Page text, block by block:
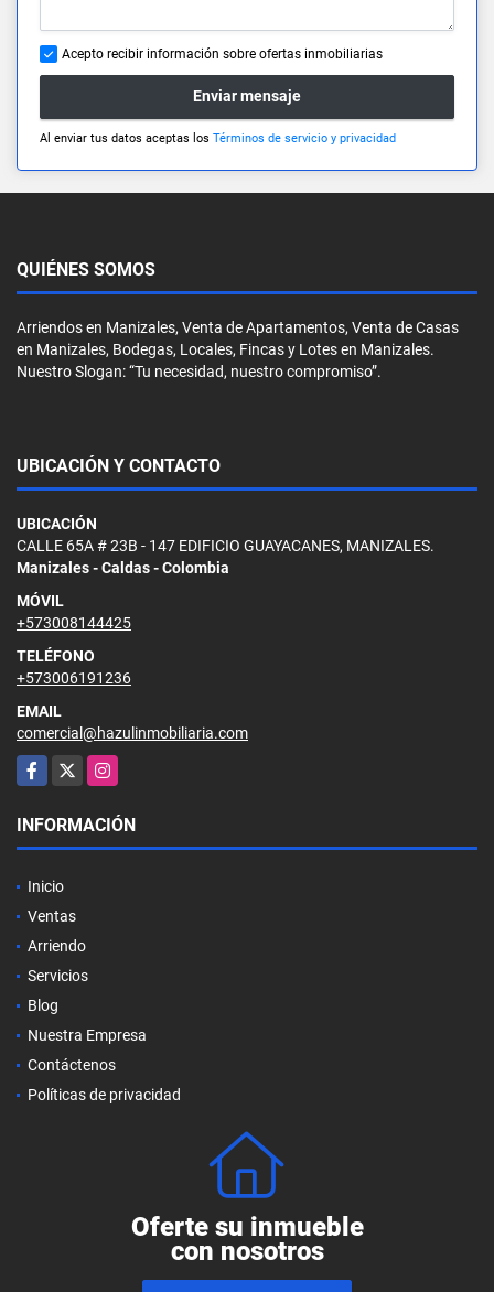
Acepto recibir información sobre ofertas inmobiliarias
Enviar mensaje
Al enviar tus datos aceptas los Términos de servicio y privacidad
QUIÉNES SOMOS
Arriendos en Manizales, Venta de Apartamentos, Venta de Casas
en Manizales, Bodegas, Locales, Fincas y Lotes en Manizales.
Nuestro Slogan: “Tu necesidad, nuestro compromiso”.
UBICACIÓN Y CONTACTO
UBICACIÓN
CALLE 65A # 23B - 147 EDIFICIO GUAYACANES, MANIZALES.
Manizales - Caldas - Colombia
MÓVIL
+573008144425
TELÉFONO
+573006191236
EMAIL
comercial@hazulinmobiliaria.com
Facebook
X Instagram
INFORMACIÓN
Inicio
Ventas
Arriendo
Servicios
Blog
Nuestra Empresa
Contáctenos
Políticas de privacidad
Oferte su inmueble
con nosotros